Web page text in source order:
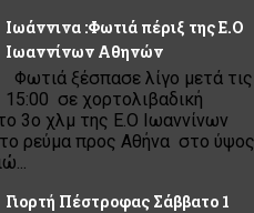
Ιωάννινα :Φωτιά πέριξ της Ε.Ο
Ιωαννίνων Αθηνών
Φωτιά ξέσπασε λίγο μετά τις
15:00 σε χορτολιβαδική
3ο χλμ της Ε.Ο Ιωαννίνων
ρεύμα προς Αθήνα στο ύψος
Γιορτή Πέστροφας Σάββατο 1